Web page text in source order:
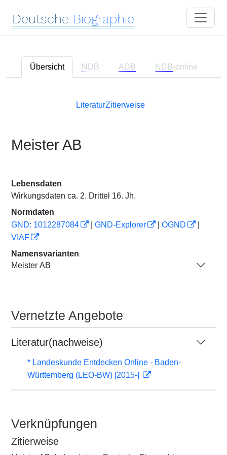
Deutsche Biographie
Übersicht NDB ADB NDB-online
LiteraturZitierweise
Meister AB
Lebensdaten
Wirkungsdaten ca. 2. Drittel 16. Jh.
Normdaten
GND: 1012287084
GND-Explorer OGND
VIAF
Namensvarianten
Meister AB
Vernetzte Angebote
Literatur(nachweise)
* Landeskunde Entdecken Online - Baden-
Württemberg (LEO-BW) [2015-]
Verknüpfungen
Zitierweise